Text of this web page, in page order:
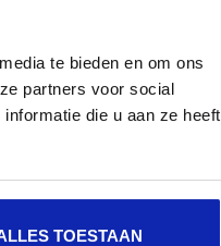
te bieden en om ons
partners voor social
die u aan ze heeft
TOESTAAN